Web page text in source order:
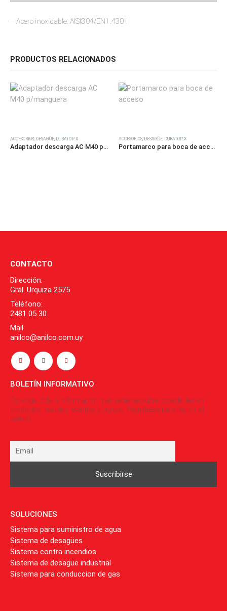
– Acero inoxidable: AISI304/EN1.4301
PRODUCTOS RELACIONADOS
ACCESORIOS, DESAGÜE, DURATOP X
Adaptador descarga AC M40 p/manguera
Este producto tiene múltiples variantes. Las opciones se pueden elegir en la página de producto
ACCESORIOS, DESAGÜE, DURATOP X
Portamarco para boca de acceso
CONTACTO
Dirección:
Gral. Urquiza 2575
Teléfono:
2481 05 30
Mail:
anilco@anilco.com.uy
BOLETÍN INFORMATIVO
Obtenga toda la información más reciente sobre novedades en
productos, noticias, eventos y cursos. Regístrese para recibir el
boletín.
SOLUCIONES
Sistema para suministro de agua
Sistema de desagües
Sistema contra incendios
Sistema de desagüe industrial
Sistema para conduccion de gas